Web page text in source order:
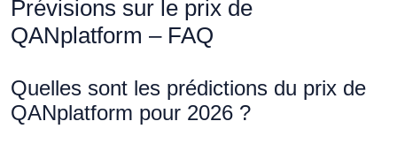
Prévisions sur le prix de
QANplatform – FAQ
Quelles sont les prédictions du prix de
QANplatform pour 2026 ?